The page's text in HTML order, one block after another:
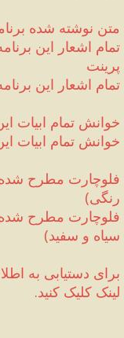
متن نوشته شده
تمام اشعار این
پرینت
تمام اشعار این
خوانش تمام ابیات
خوانش تمام ابیات
فلوچارت مطرح شده در
رنگی)
فلوچارت مطرح شده در
سیاه و سفید)
لینک کلیک کنید.